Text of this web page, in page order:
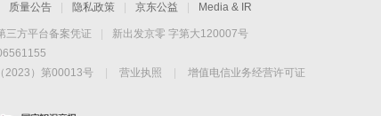
质量公告 隐私政策 京东公益 Media & IR
三方平台备案凭证
新出发京零 字第大120007号
2023）第00013号 营业执照
增值电信业务经营许可证